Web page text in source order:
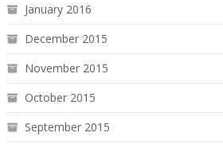
January 2016
December 2015
November 2015
October 2015
September 2015